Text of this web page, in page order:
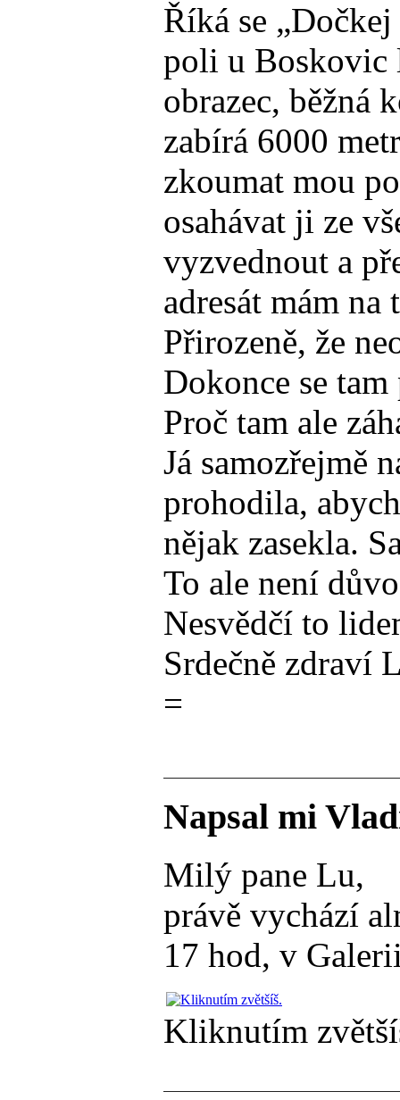
Říká se
poli u Boskovic
obrazec, běžná
zabírá 6000
zkoumat mou
osahávat ji ze
vyzvednout a
adresát mám
Přirozeně, že
Dokonce se
Proč tam ale
Já samozřejmě
prohodila,
nějak zasekla.
To ale není
Nesvědčí to
Srdečně zdraví
=
Napsal mi
Milý pane Lu,
právě vychází
17 hod, v
Kliknutím